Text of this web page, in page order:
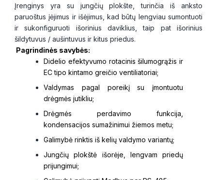
Įrenginys yra su jungčių plokšte, turinčia iš anksto
paruoštus įėjimus ir išėjimus, kad būtų lengviau sumontuoti
ir sukonfiguruoti išorinius daviklius, taip pat išorinius
šildytuvus / aušintuvus ir kitus priedus.
Pagrindinės savybės:
Didelio efektyvumo rotacinis šilumogrąžis ir
EC tipo kintamo greičio ventiliatoriai;
Valdymas pagal poreikį su įmontuotu
drėgmės jutikliu;
Drėgmės perdavimo funkcija,
kondensacijos sumažinimui žiemos metu;
Galimybė rinktis iš kelių valdymo variantų;
Jungčių plokštė išorėje, lengvam priedų
prijungimui;